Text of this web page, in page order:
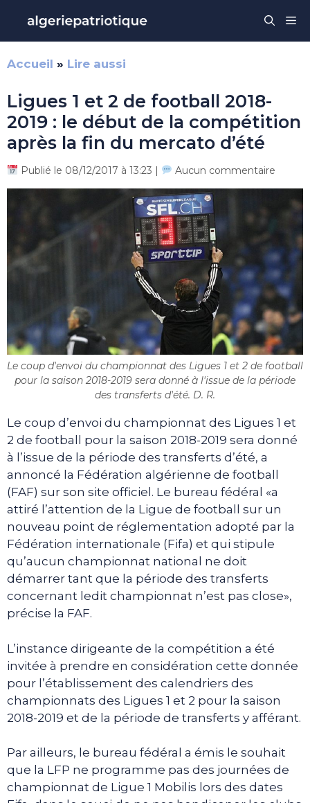
contenu
Accueil » Lire aussi
Ligues 1 et 2 de football 2018-
2019 : le début de la compétition
après la fin du mercato d’été
Publié le 08/12/2017 à 13:23 | Aucun commentaire
Le coup d'envoi du championnat des Ligues 1 et 2 de football
pour la saison 2018-2019 sera donné à l'issue de la période
des transferts d'été. D. R.
Le coup d’envoi du championnat des Ligues 1 et
2 de football pour la saison 2018-2019 sera donné
à l’issue de la période des transferts d’été, a
annoncé la Fédération algérienne de football
(FAF) sur son site officiel. Le bureau fédéral «a
attiré l’attention de la Ligue de football sur un
nouveau point de réglementation adopté par la
Fédération internationale (Fifa) et qui stipule
qu’aucun championnat national ne doit
démarrer tant que la période des transferts
concernant ledit championnat n’est pas close»,
précise la FAF.
L’instance dirigeante de la compétition a été
invitée à prendre en considération cette donnée
pour l’établissement des calendriers des
championnats des Ligues 1 et 2 pour la saison
2018-2019 et de la période de transferts y afférant.
Par ailleurs, le bureau fédéral a émis le souhait
que la LFP ne programme pas des journées de
championnat de Ligue 1 Mobilis lors des dates